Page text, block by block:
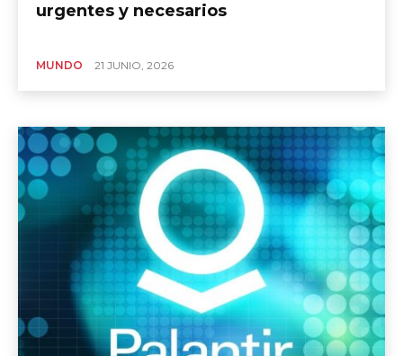
urgentes y necesarios
MUNDO 21 JUNIO, 2026